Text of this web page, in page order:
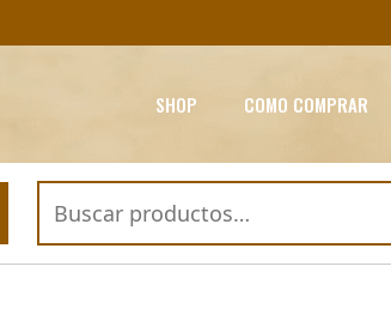
SHOP COMO COMPRAR
por: